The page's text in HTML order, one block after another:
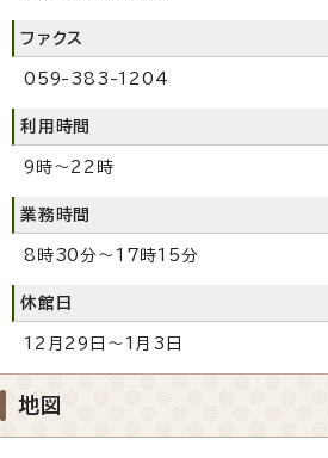
ファクス
059-383-1204
利用時間
9時～22時
業務時間
8時30分～17時15分
休館日
12月29日～1月3日
地図